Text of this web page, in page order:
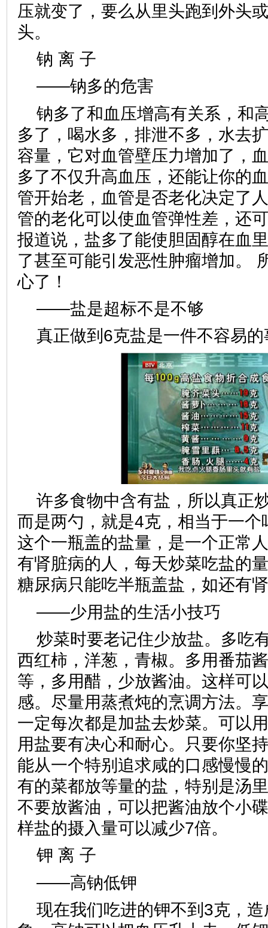
压就变了，要么从里头跑到外头
头。
钠 离 子
——钠多的危害
钠多了和血压增高有关系，和
多了，喝水多，排泄不多，水去
容量，它对血管壁压力增加了，
多了不仅升高血压，还能让你的
管开始老，血管是否老化决定了
管的老化可以使血管弹性差，还
报道说，盐多了能使胆固醇在血
了甚至可能引发恶性肿瘤增加。
心了！
——盐是超标不是不够
真正做到6克盐是一件不容易的
许多食物中含有盐，所以真正
而是两勺，就是4克，相当于一
这个一瓶盖的盐量，是一个正常
有肾脏病的人，每天炒菜吃盐的
糖尿病只能吃半瓶盖盐，如还有
——少用盐的生活小技巧
炒菜时要老记住少放盐。多吃
西红柿，洋葱，青椒。多用番茄
等，多用醋，少放酱油。这样可
感。尽量用蒸煮炖的烹调方法。
一定每次都是加盐去炒菜。可以
用盐要有决心和耐心。只要你坚
能从一个特别追求咸的口感慢慢
有的菜都放等量的盐，特别是汤
不要放酱油，可以把酱油放个小
样盐的摄入量可以减少7倍。
钾 离 子
——高钠低钾
现在我们吃进的钾不到3克，